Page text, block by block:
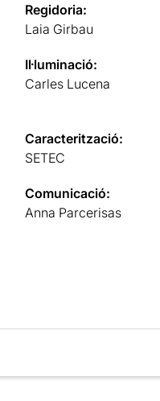
Regidoria:
Laia Girbau
Il·luminació:
Carles Lucena
Caracterització:
SETEC
Comunicació:
Anna Parcerisas